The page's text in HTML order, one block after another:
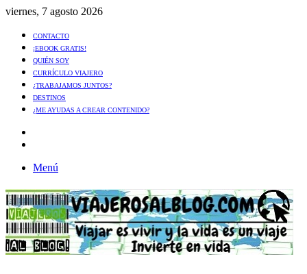
viernes, 7 agosto 2026
CONTACTO
¡EBOOK GRATIS!
QUIÉN SOY
CURRÍCULO VIAJERO
¿TRABAJAMOS JUNTOS?
DESTINOS
¿ME AYUDAS A CREAR CONTENIDO?
Menú